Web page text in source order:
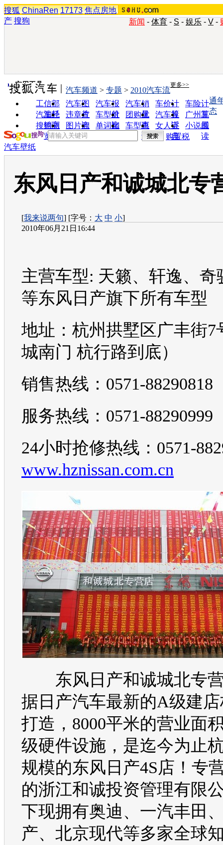
搜狐 ChinaRen 17173 焦点房地
产 搜狗 新闻 - 体育 - S - 娱乐 - V -
实用工具 更多>>
工信部
油耗
汽车图
片
汽车报
价
汽车销
量
车价计
算
车险计
算
汽车经
销商
违章查
询
车型对
比
团购优
惠
汽车投
诉
广州车
展
搜狗浏
览器
图片欣
赏
单词翻
车型查
询
女人宝
典
小说阅
读
汽车频道 > 专题 > 2010汽车流
通
态
购置税
汽车壁纸
东风日产和诚城北专
[我来说两句] [字号： 大 中 小]
2010年06月21日16:44
主营车型: 天籁、轩逸、奇
等东风日产旗下所有车型
地址：杭州拱墅区广丰街7
城南门 杭行路到底）
销售热线：0571-88290818
服务热线：0571-88290999
24小时抢修热线：0571-
www.hznissan.com.cn
东风日产和诚城北专
据日产汽车最新的A级建
打造， 8000平米的营业面
级硬件设施，是迄今为止
规模的东风日产4S店！专
的浙江和诚投资管理有限
下现拥有奥迪、一汽丰田
产、北京现代等多家全球